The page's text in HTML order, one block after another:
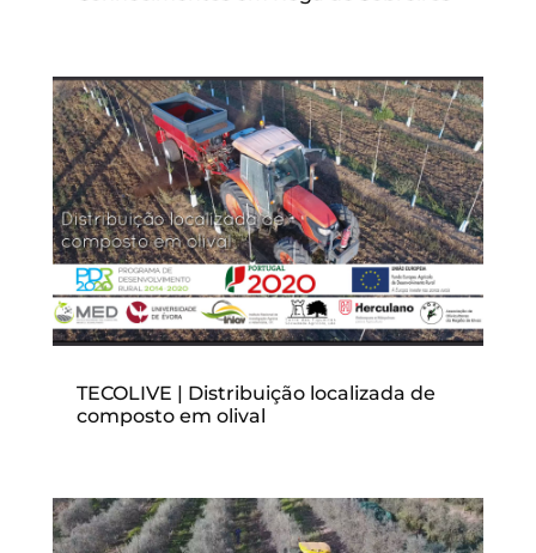
TECOLIVE | Distribuição localizada de
composto em olival